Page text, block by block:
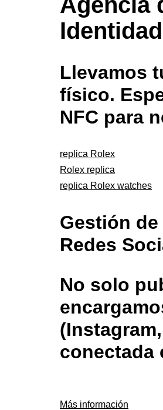
Llevamos
físico.
NFC para
replica Rolex
Rolex replica
replica Rolex watches
Gestión de
Redes
No solo
conectada
Más información